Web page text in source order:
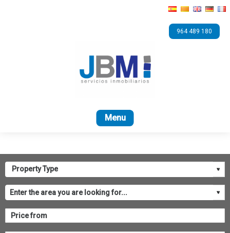
964 489 180
Bank